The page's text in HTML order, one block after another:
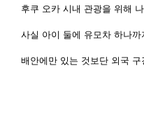
후쿠 오카 시내 관광을 위해 나
사실 아이 둘에 유모차 하나까
배안에만 있는 것보단 외국 구